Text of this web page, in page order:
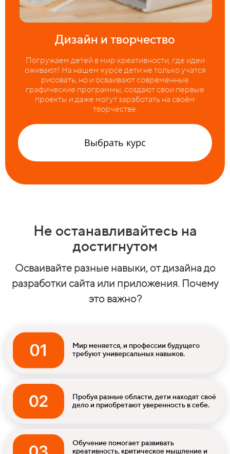
Дизайн и творчество
Погружаем детей в мир креативности, где идеи
оживают! На нашем курсе дети не только учатся
рисовать, но и осваивают современные
графические программы, создают свои первые
проекты и даже могут заработать на своём
творчестве.
Выбрать курс
Не останавливайтесь на
достигнутом
Осваивайте разные навыки, от дизайна до
разработки сайта или при ложения. Почему
это важно?
Мир меняется, и профессии будущего
требуют универсальных навыков.
Пробуя разные области, дети находят своё
дело и приобретают уверенность в себе.
Обучение помогает развивать
креативность, критическое мышление и